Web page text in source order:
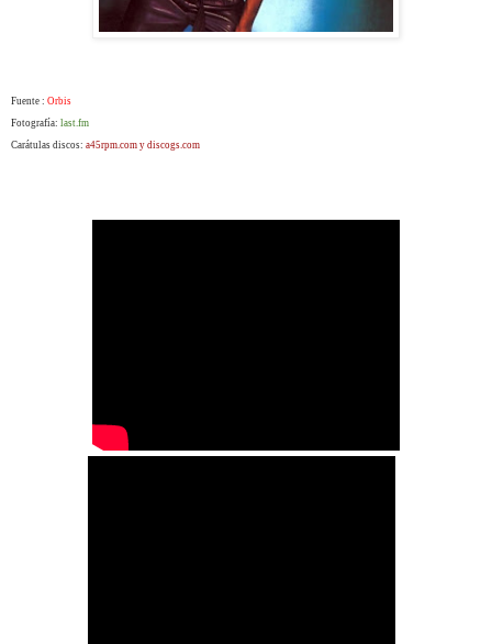
Fuente : Orbis
Fotografía: last.fm
Carátulas discos: a45rpm.com y discogs.com